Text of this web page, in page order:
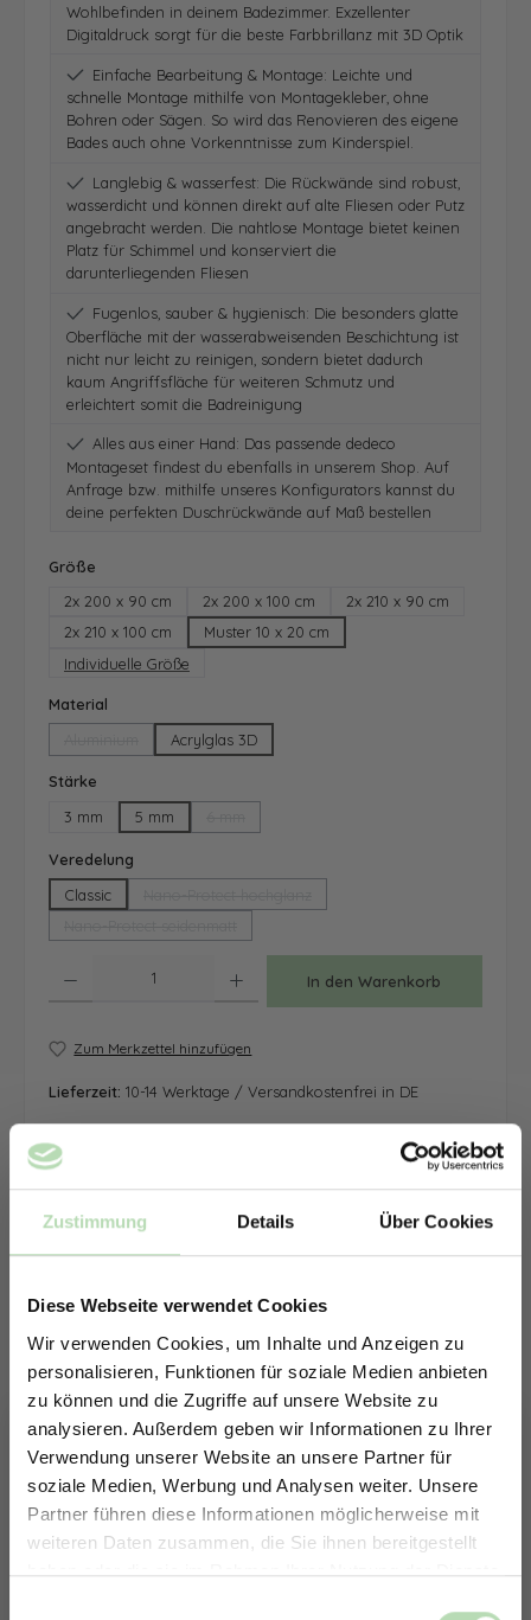
Zustimmung Details Über Cookies
Diese Webseite verwendet Cookies
Wir verwenden Cookies, um Inhalte und Anzeigen zu
personalisieren, Funktionen für soziale Medien anbieten
zu können und die Zugriffe auf unsere Website zu
analysieren. Außerdem geben wir Informationen zu Ihrer
Verwendung unserer Website an unsere Partner für
soziale Medien, Werbung und Analysen weiter. Unsere
Partner führen diese Informationen möglicherweise mit
weiteren Daten zusammen, die Sie ihnen bereitgestellt
haben oder die sie im Rahmen Ihrer Nutzung der Dienste
Wohlbefinden in deinem Badezimmer. Exzellenter
Digitaldruck sorgt für die beste Farbbrillanz mit 3D Optik
Einfache Bearbeitung & Montage: Leichte und
schnelle Montage mithilfe von Montagekleber, ohne
Bohren oder Sägen. So wird das Renovieren des eigene
Bades auch ohne Vorkenntnisse zum Kinderspiel.
Langlebig & wasserfest: Die Rückwände sind robust,
wasserdicht und können direkt auf alte Fliesen oder Putz
angebracht werden. Die nahtlose Montage bietet keinen
Platz für Schimmel und konserviert die
darunterliegenden Fliesen
Fugenlos, sauber & hygienisch: Die besonders glatte
Oberfläche mit der wasserabweisenden Beschichtung ist
nicht nur leicht zu reinigen, sondern bietet dadurch
kaum Angriffsfläche für weiteren Schmutz und
erleichtert somit die Badreinigung
Alles aus einer Hand: Das passende dedeco
Montageset findest du ebenfalls in unserem Shop. Auf
Anfrage bzw. mithilfe unseres Konfigurators kannst du
deine perfekten Duschrückwände auf Maß bestellen
Größe
2x 200 x 90 cm
2x 200 x 100 cm
2x 210 x 90 cm
2x 210 x 100 cm
Muster 10 x 20 cm
Individuelle Größe
Material
(Diese Option ist zurzeit nicht verfügbar.)
Acrylglas 3D
Stärke
3 mm
5 mm
Veredelung
Classic
In den Warenkorb
Zum Merkzettel hinzufügen
Lieferzeit: 10-14 Werktage / Versandkostenfrei in DE
ERHALTE 5% RABATT AUF
DEINE RÜCKWÄNDE